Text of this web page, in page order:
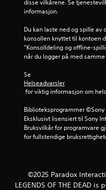
disse vilkårene. Se
informasjon.
Du kan laste ned og spille av
konsollen knyttet til kontoen
"Konsolldeling og offline-
når du logger på med
Se
Helseadvarsler
for viktig informasjon om
Biblioteksprogrammer
Eksklusivt lisensiert til Sony
Bruksvilkår for programvare
for fullstendige
©2025 Paradox
LEGENDS OF THE DEAD